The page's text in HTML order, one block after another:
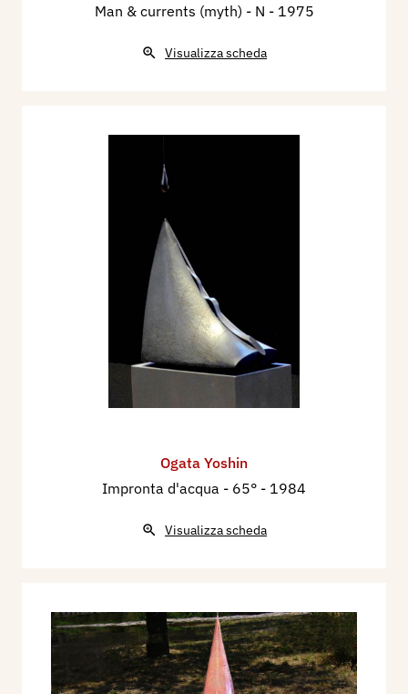
Man & currents (myth) - N - 1975
Visualizza scheda
Ogata Yoshin
Impronta d'acqua - 65° - 1984
Visualizza scheda